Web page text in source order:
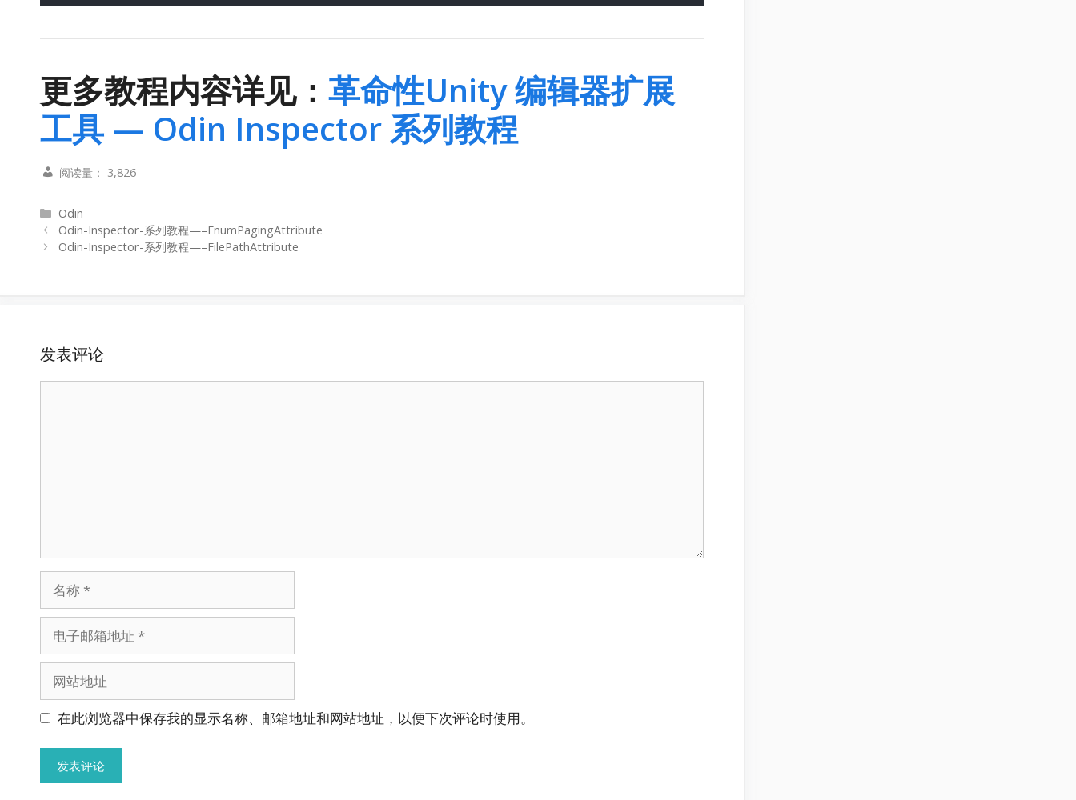
更多教程内容详见： 革命性Unity 编辑器扩展
工具 — Odin Inspector 系列教程
阅读量： 3,826
分
类
Odin
Odin-Inspector-系列教程—–EnumPagingAttribute
Odin-Inspector-系列教程—–FilePathAttribute
发表评论
邮
地
址
地 在此浏览器中保存我的显示名称、邮箱地址和网站地址，以便下次评论时使用。